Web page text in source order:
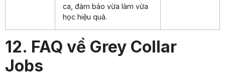
ca, đảm bảo vừa làm vừa
học hiệu quả.
12. FAQ về Grey Collar
Jobs